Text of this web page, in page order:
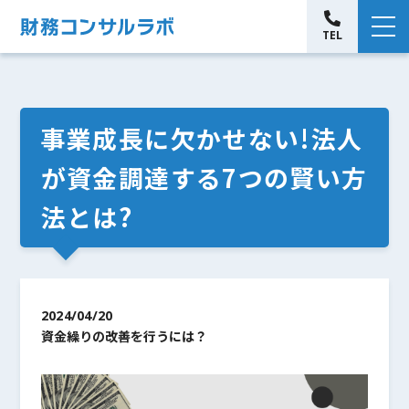
TEL
事業成長に欠かせない!法人
が資金調達する7つの賢い方
法とは?
2024/04/20
資金繰りの改善を行うには？